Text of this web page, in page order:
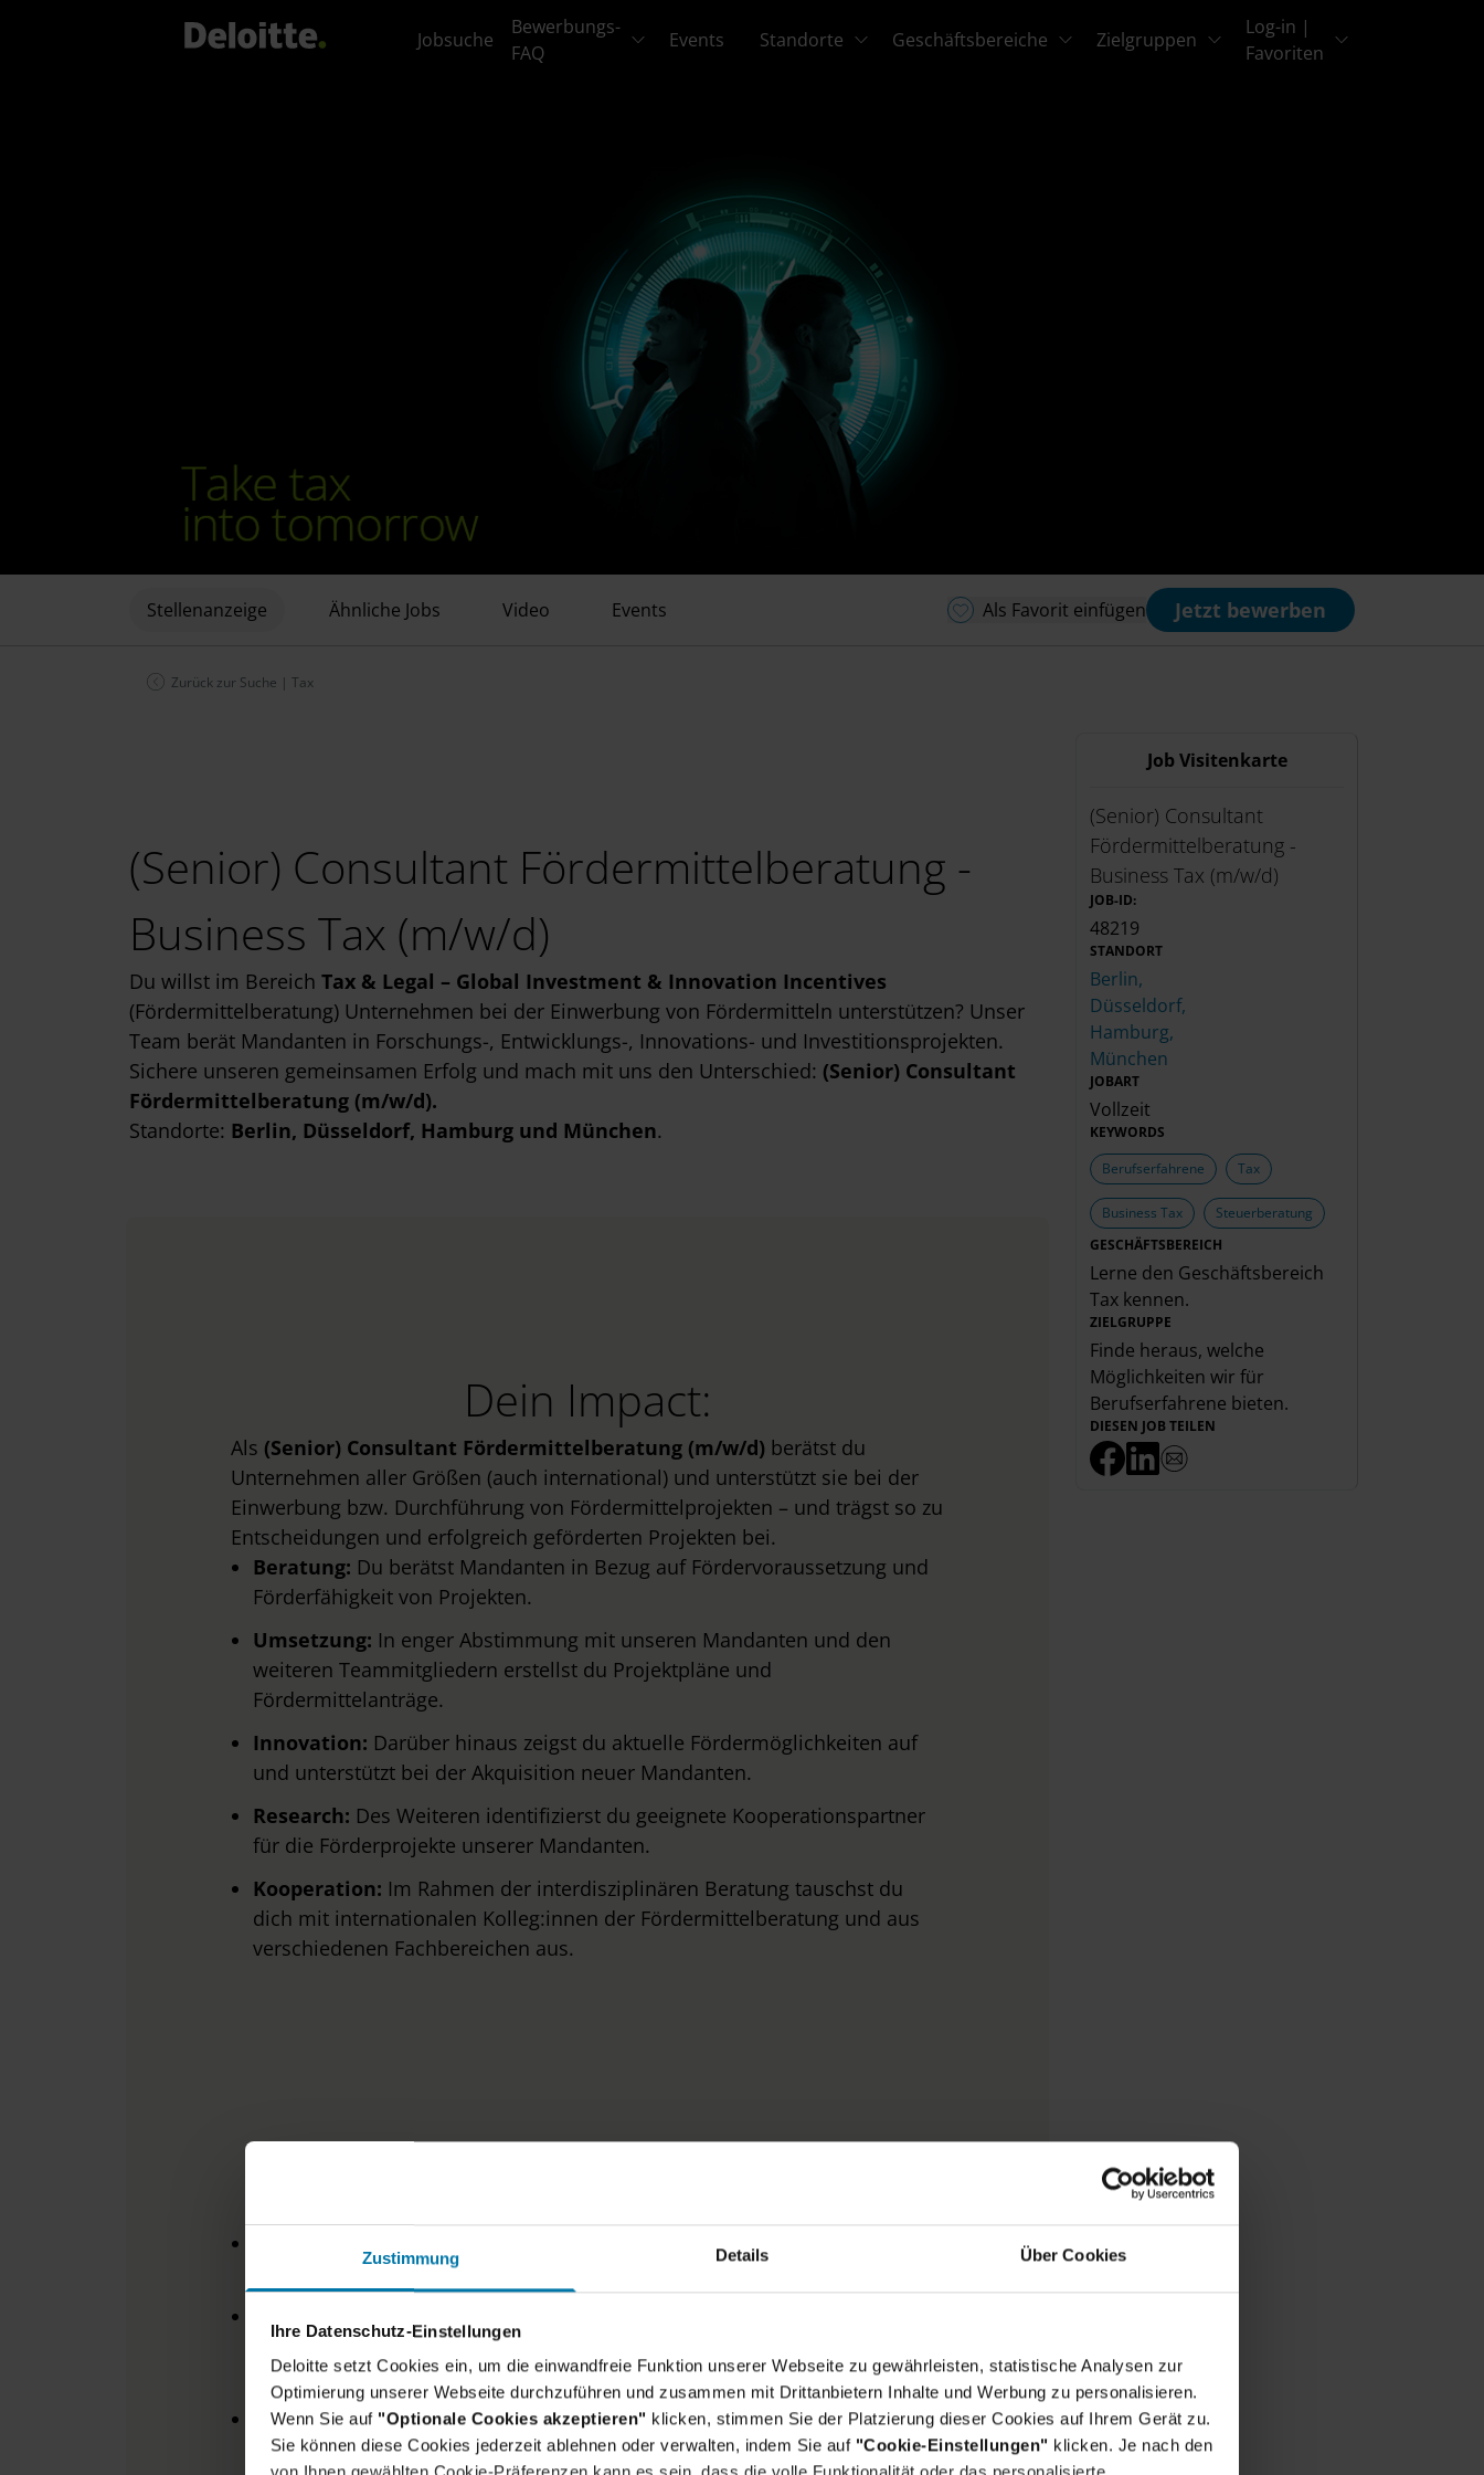
Zustimmung Details Über Cookies
Ihre Datenschutz-Einstellungen
Deloitte setzt Cookies ein, um die einwandfreie Funktion unserer Webseite zu gewährleisten, statistische Analysen zur
Optimierung unserer Webseite durchzuführen und zusammen mit Drittanbietern Inhalte und Werbung zu personalisieren.
Wenn Sie auf "Optionale Cookies akzeptieren" klicken, stimmen Sie der Platzierung dieser Cookies auf Ihrem Gerät zu.
Sie können diese Cookies jederzeit ablehnen oder verwalten, indem Sie auf "Cookie-Einstellungen" klicken. Je nach den
Jobsuche
Bewerbungs-
FAQ
Events Standorte Geschäftsbereiche Zielgruppen
Log-in |
Favoriten
Stellenanzeige Ähnliche Jobs Video Events Als Favorit einfügen Jetzt bewerben
Zurück zur Suche | Tax
(Senior) Consultant Fördermittelberatung -
Business Tax (m/w/d)
Du willst im Bereich Tax & Legal – Global Investment & Innovation Incentives
(Fördermittelberatung) Unternehmen bei der Einwerbung von Fördermitteln unterstützen? Unser
Team berät Mandanten in Forschungs-, Entwicklungs-, Innovations- und Investitionsprojekten.
Sichere unseren gemeinsamen Erfolg und mach mit uns den Unterschied: (Senior) Consultant
Fördermittelberatung (m/w/d).
Standorte: Berlin, Düsseldorf, Hamburg und München.
Dein Impact:
Als (Senior) Consultant Fördermittelberatung (m/w/d) berätst du
Unternehmen aller Größen (auch international) und unterstützt sie bei der
Einwerbung bzw. Durchführung von Fördermittelprojekten – und trägst so zu
Entscheidungen und erfolgreich geförderten Projekten bei.
Beratung: Du berätst Mandanten in Bezug auf Fördervoraussetzung und
Förderfähigkeit von Projekten.
Umsetzung: In enger Abstimmung mit unseren Mandanten und den
weiteren Teammitgliedern erstellst du Projektpläne und
Fördermittelanträge.
Innovation: Darüber hinaus zeigst du aktuelle Fördermöglichkeiten auf
und unterstützt bei der Akquisition neuer Mandanten.
Research: Des Weiteren identifizierst du geeignete Kooperationspartner
für die Förderprojekte unserer Mandanten.
Kooperation: Im Rahmen der interdisziplinären Beratung tauschst du
dich mit internationalen Kolleg:innen der Fördermittelberatung und aus
verschiedenen Fachbereichen aus.
in Wirtschafts-, Politik- oder Rechtswissenschaften, der
Ingenieurwissenschaften oder Naturwissenschaften
Unternehmensberatung sowie ein Netzwerk zu forschungsintensiven
Unternehmen und / oder Forschungseinrichtungen wünschenswert
Abstraktionsvermögen, analytisches und unternehmerisches Denken,
Interesse an technologischen, politischen und gesellschaftlichen Trends
Job Visitenkarte
(Senior) Consultant
Fördermittelberatung -
Business Tax (m/w/d)
JOB-ID:
48219
STANDORT
Berlin,
Düsseldorf,
Hamburg,
München
JOBART
Vollzeit
KEYWORDS
Berufserfahrene
Tax
Business Tax
Steuerberatung
GESCHÄFTSBEREICH
Lerne den Geschäftsbereich
Tax kennen.
ZIELGRUPPE
Finde heraus, welche
Möglichkeiten wir für
Berufserfahrene bieten.
DIESEN JOB TEILEN